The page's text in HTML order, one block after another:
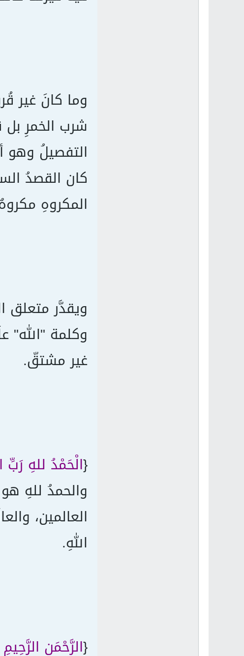
وما كانَ غير
شرب الخمرِ
التفصيلُ وهو
كان القصدُ
المكروهِ
ويقدَّر متعلق
وكلمة "الله"
غير مشتقّ.
{الْحَمْدُ للهِ رَبِّ
والحمدُ للهِ
العالمين،
اللهِ.
{الرَّحْمَنِ الرَّحِيمِ